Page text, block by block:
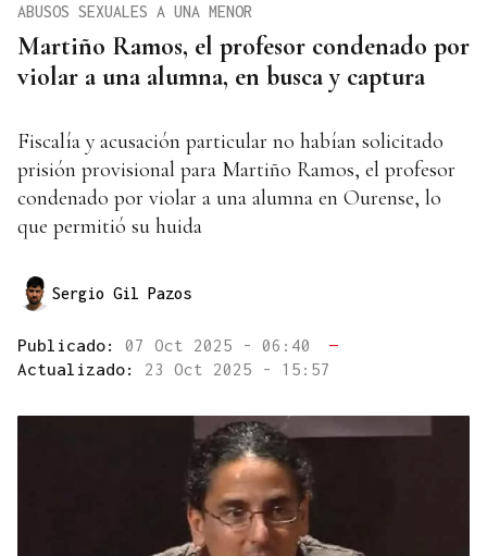
Martiño Ramos, el profesor condenado por
violar a una alumna, en busca y captura
ABUSOS SEXUALES A UNA MENOR
Fiscalía y acusación particular no habían solicitado
prisión provisional para Martiño Ramos, el profesor
condenado por violar a una alumna en Ourense, lo
que permitió su huida
Sergio Gil Pazos
Publicado: 07 Oct 2025 - 06:40
—
Actualizado: 23 Oct 2025 - 15:57